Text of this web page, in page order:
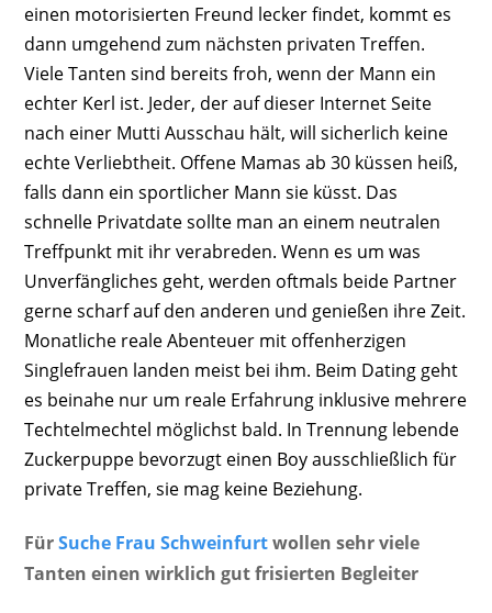
einen motorisierten Freund lecker findet, kommt es
dann umgehend zum nächsten privaten Treffen.
Viele Tanten sind bereits froh, wenn der Mann ein
echter Kerl ist. Jeder, der auf dieser Internet Seite
nach einer Mutti Ausschau hält, will sicherlich keine
echte Verliebtheit. Offene Mamas ab 30 küssen heiß,
falls dann ein sportlicher Mann sie küsst. Das
schnelle Privatdate sollte man an einem neutralen
Treffpunkt mit ihr verabreden. Wenn es um was
Unverfängliches geht, werden oftmals beide Partner
gerne scharf auf den anderen und genießen ihre Zeit.
Monatliche reale Abenteuer mit offenherzigen
Singlefrauen landen meist bei ihm. Beim Dating geht
es beinahe nur um reale Erfahrung inklusive mehrere
Techtelmechtel möglichst bald. In Trennung lebende
Zuckerpuppe bevorzugt einen Boy ausschließlich für
private Treffen, sie mag keine Beziehung.
FürSuche Frau Schweinfurtwollen sehr viele
Tanten einen wirklich gut frisierten Begleiter